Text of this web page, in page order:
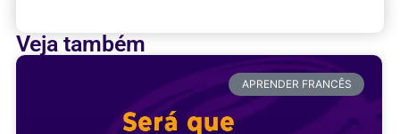
Veja também
APRENDER FRANCÊS